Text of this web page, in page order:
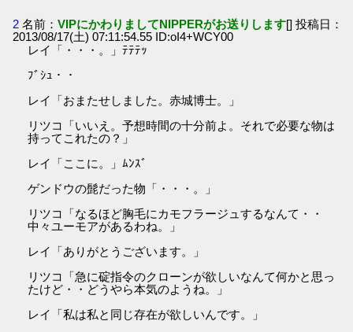
2 名前：VIPにかわりましてNIPPERがお送りします[] 投稿日：
2013/08/17(土) 07:11:54.55 ID:oI4+WCY00
レイ「・・・。」ﾃﾃﾃｯ
ﾌﾞｼｭ・・
レイ「おまたせしました。赤城博士。」
リツコ「いいえ。予想時間の十分前よ。それで必要な物は
持ってこれたの？」
レイ「ここに。」ﾑﾝｽﾞ
ゲンドウの髭だった物「・・・。」
リツコ「なるほど胸毛にカモフラージュするなんて・・
中々ユーモアがあるわね。」
レイ「ありがとうございます。」
リツコ「急に碇指令のクローンが欲しいなんて何かと思っ
たけど・・どうやら本気のようね。」
レイ「私は私と同じ存在が欲しいんです。」